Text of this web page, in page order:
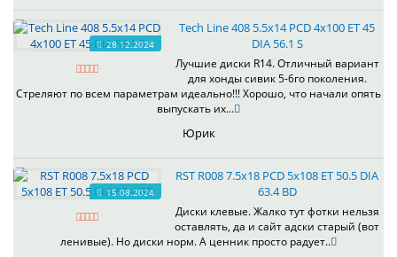
28.12.2024
Tech Line 408 5.5x14 PCD 4x100 ET 45
DIA 56.1 S
Лучшие диски R14. Отличный вариант
для хонды сивик 5-6го поколения.
Стреляют по всем параметрам идеально!!! Хорошо, что начали опять
выпускать их...
Юрик
15.08.2024
RST R008 7.5x18 PCD 5x108 ET 50.5 DIA
63.4 BD
Диски клевые. Жалко тут фотки нельзя
оставлять, да и сайт адски старый (вот
ленивые). Но диски норм. А ценник просто радует..